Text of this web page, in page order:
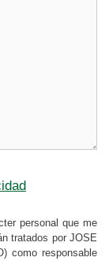
personal que me
tratados por JOSE
como responsable